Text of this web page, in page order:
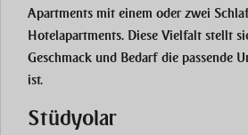
Apartments mit einem oder zwei
Hotelapartments. Diese Vielfalt stellt
Geschmack und Bedarf die passende
ist.
Stüdyolar